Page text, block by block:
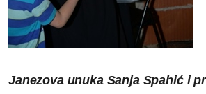
Janezova unuka Sanja Spahić i